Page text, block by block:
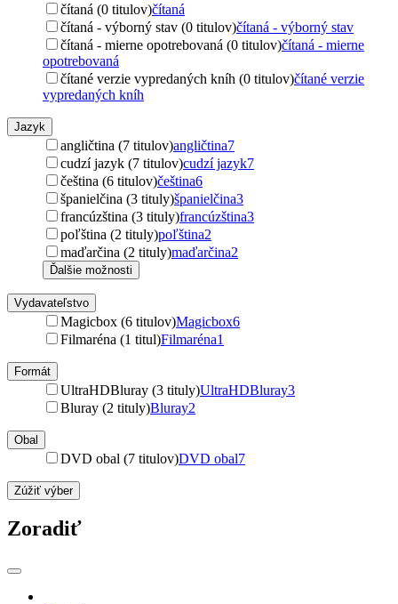
čítaná (0 titulov)čítaná
čítaná - výborný stav (0 titulov)čítaná - výborný stav
čítaná - mierne opotrebovaná (0 titulov)čítaná - mierne
opotrebovaná
čítané verzie vypredaných kníh (0 titulov)čítané verzie
vypredaných kníh
Jazyk
angličtina (7 titulov)angličtina7
cudzí jazyk (7 titulov)cudzí jazyk7
čeština (6 titulov)čeština6
španielčina (3 tituly)španielčina3
francúzština (3 tituly)francúzština3
poľština (2 tituly)poľština2
maďarčina (2 tituly)maďarčina2
Ďalšie možnosti
Vydavateľstvo
Magicbox (6 titulov)Magicbox6
Filmaréna (1 titul)Filmaréna1
Formát
UltraHDBluray (3 tituly)UltraHDBluray3
Bluray (2 tituly)Bluray2
Obal
DVD obal (7 titulov)DVD obal7
Zúžiť výber
Zoradiť